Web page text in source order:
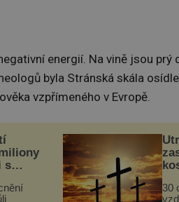
energií. Na vině jsou prý
byla Stránská skála
vzpřímeného v Evropě.
s
30